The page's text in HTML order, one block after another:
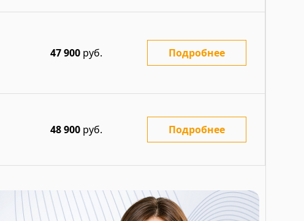
47 900 руб. Подробнее
48 900 руб. Подробнее